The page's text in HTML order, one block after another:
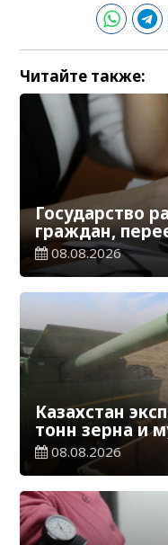
Читайте также:
Государство
граждан,
регионы для
08.08.2026
Казахстан
тонн зерна и
эквиваленте
08.08.2026